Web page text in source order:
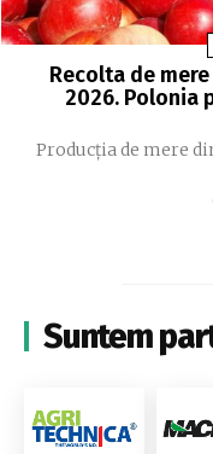
Recolta de
2026. Polonia
Producția de mere
Suntem